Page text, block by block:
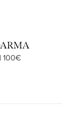
100€